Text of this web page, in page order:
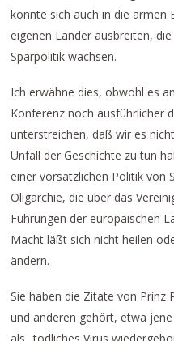
könnte sich auch in die armen
eigenen Länder ausbreiten,
Sparpolitik wachsen.
Ich erwähne dies, obwohl es
Konferenz noch ausführlicher
unterstreichen, daß wir es
Unfall der Geschichte zu tun
einer vorsätzlichen Politik von
Oligarchie, die über das
Führungen der europäischen
Macht läßt sich nicht heilen
ändern.
Sie haben die Zitate von Prinz
und anderen gehört, etwa